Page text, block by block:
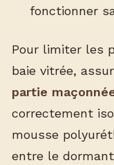
fonctionner
Pour limiter les
baie vitrée,
partie
correctement
mousse
entre le